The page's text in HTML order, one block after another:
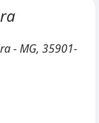
- MG, 35901-